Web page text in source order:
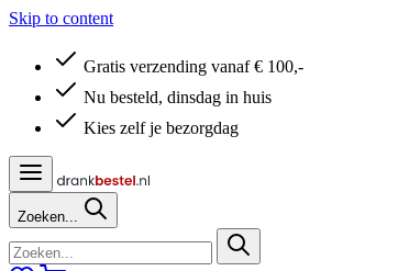
Skip to content
Gratis verzending vanaf € 100,-
Nu besteld, dinsdag in huis
Kies zelf je bezorgdag
Zoeken...